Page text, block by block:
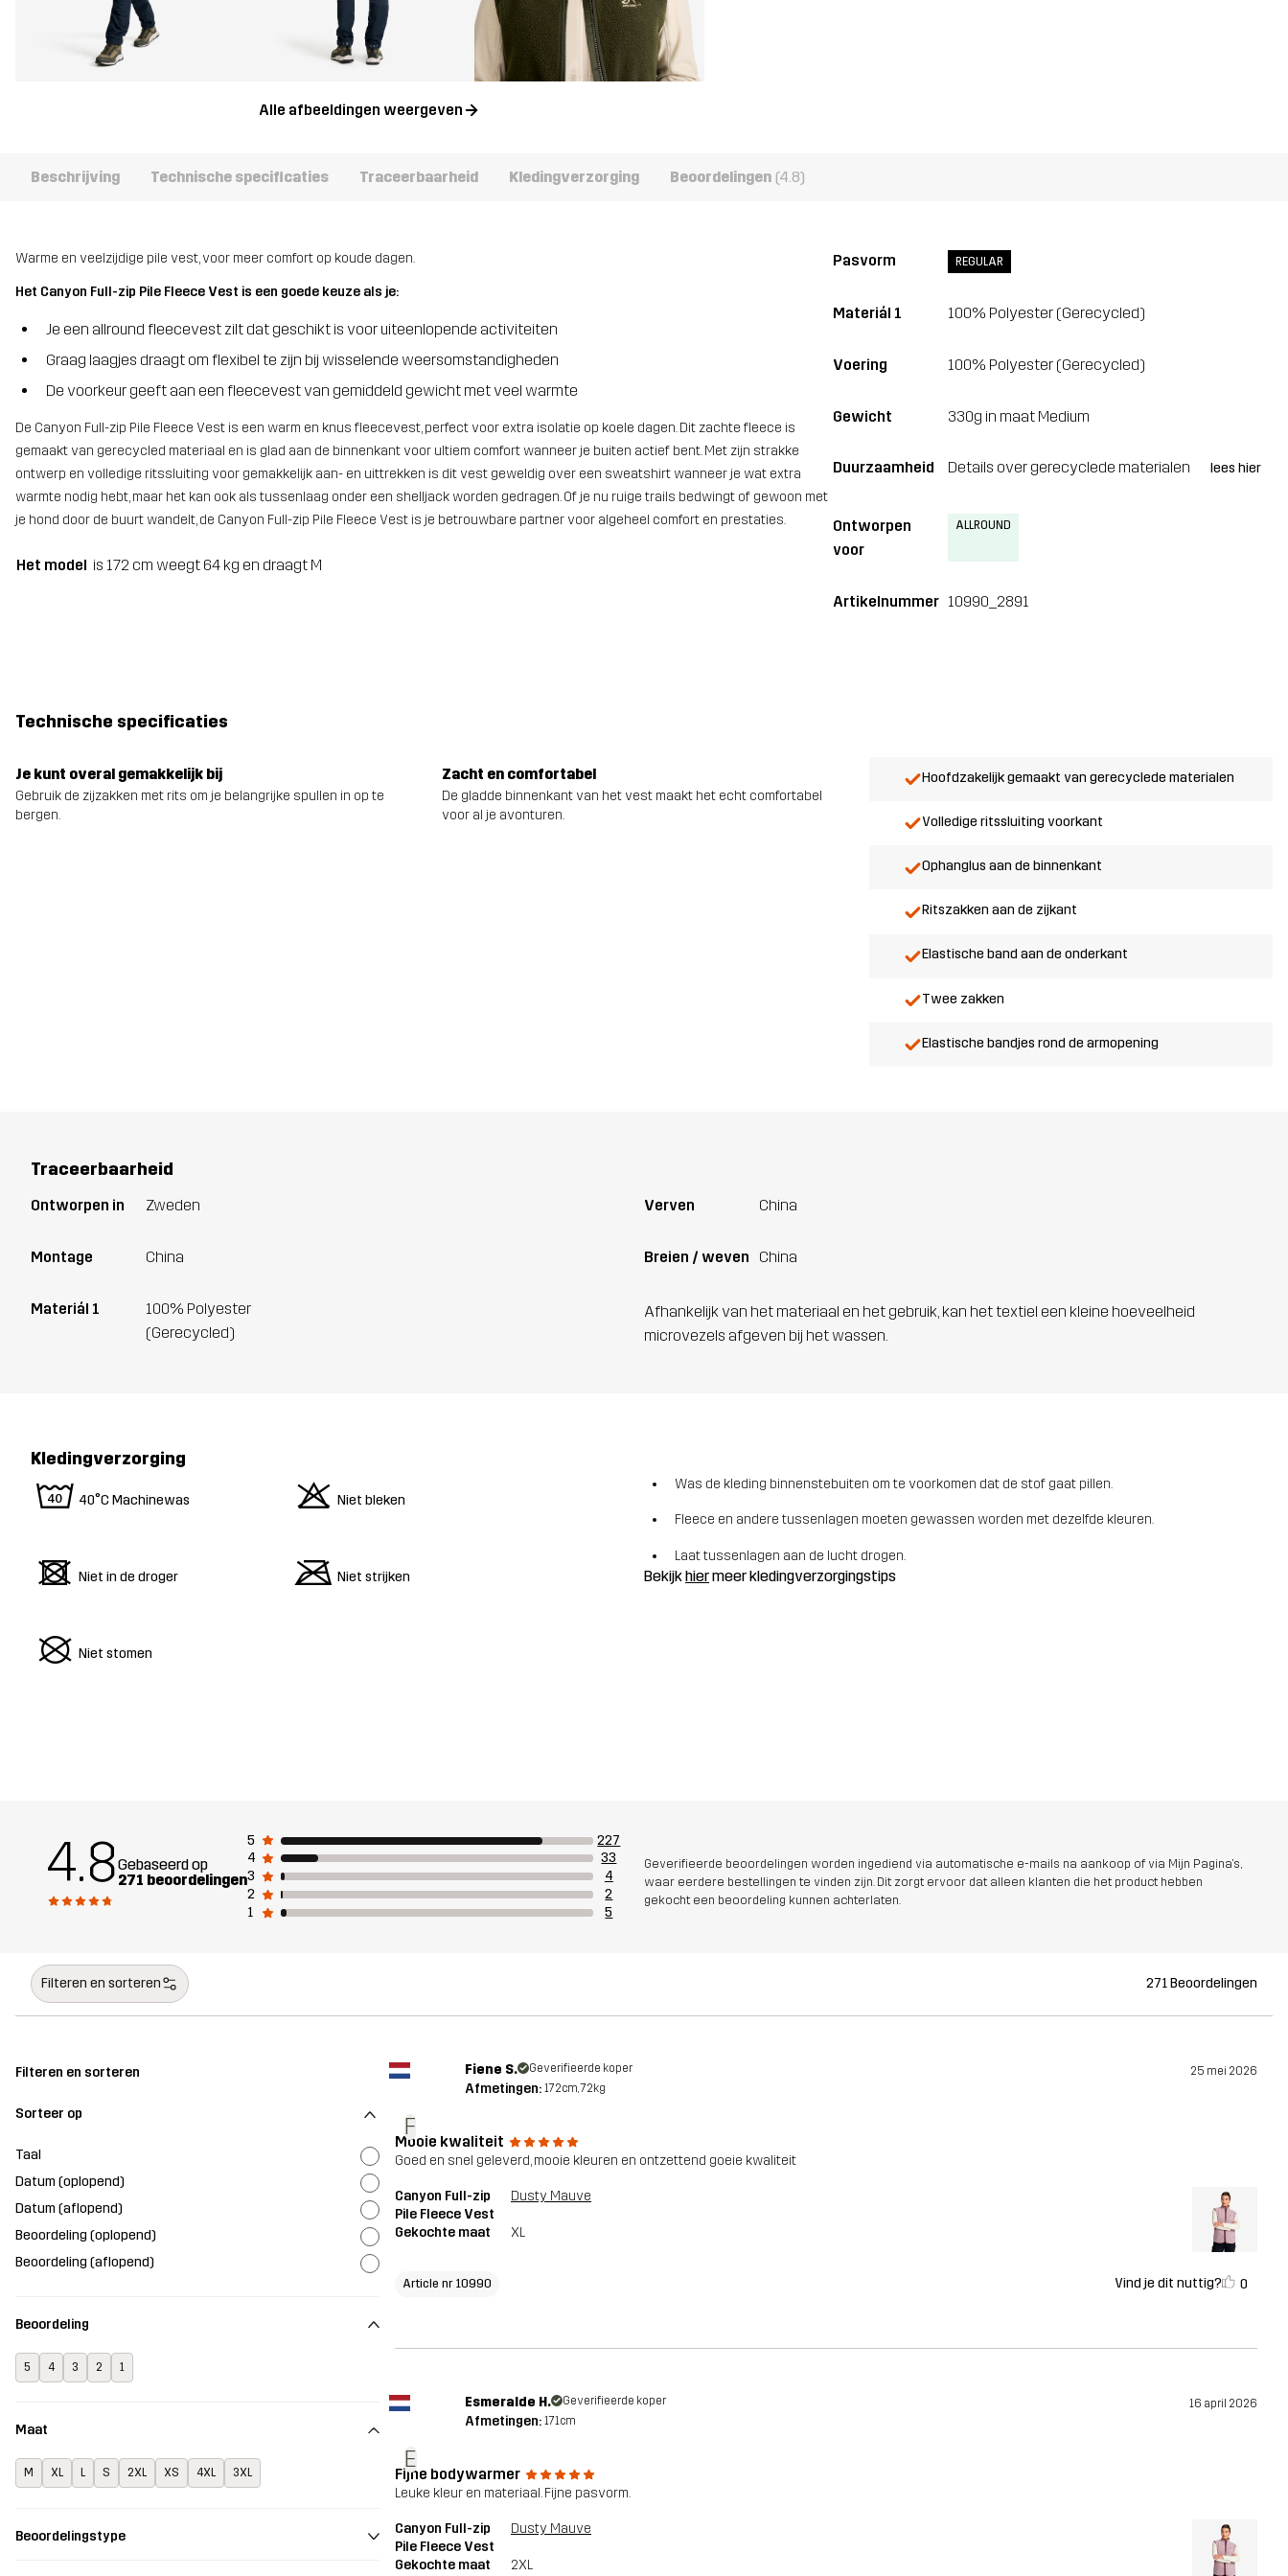
Alle afbeeldingen weergeven
Beschrijving Technische specificaties Traceerbaarheid Kledingverzorging Beoordelingen (4.8)
Warme en veelzijdige pile vest, voor meer comfort op koude dagen.
Het Canyon Full-zip Pile Fleece Vest is een goede keuze als je:
Je een allround fleecevest zilt dat geschikt is voor uiteenlopende activiteiten
Graag laagjes draagt om flexibel te zijn bij wisselende weersomstandigheden
De voorkeur geeft aan een fleecevest van gemiddeld gewicht met veel warmte
De Canyon Full-zip Pile Fleece Vest is een warm en knus fleecevest, perfect voor extra isolatie op koele dagen. Dit zachte fleece is
gemaakt van gerecycled materiaal en is glad aan de binnenkant voor ultiem comfort wanneer je buiten actief bent. Met zijn strakke
ontwerp en volledige ritssluiting voor gemakkelijk aan- en uittrekken is dit vest geweldig over een sweatshirt wanneer je wat extra
warmte nodig hebt, maar het kan ook als tussenlaag onder een shelljack worden gedragen. Of je nu ruige trails bedwingt of gewoon met
je hond door de buurt wandelt, de Canyon Full-zip Pile Fleece Vest is je betrouwbare partner voor algeheel comfort en prestaties.
Het model is 172 cm weegt 64 kg en draagt M
Pasvorm REGULAR
Materiál 1 100% Polyester (Gerecycled)
Voering 100% Polyester (Gerecycled)
Gewicht 330g in maat Medium
Duurzaamheid Details over gerecyclede materialen lees hier
Ontworpen
voor
ALLROUND
Artikelnummer 10990_2891
Technische specificaties
Je kunt overal gemakkelijk bij
Gebruik de zijzakken met rits om je belangrijke spullen in op te
bergen.
Zacht en comfortabel
De gladde binnenkant van het vest maakt het echt comfortabel
voor al je avonturen.
Hoofdzakelijk gemaakt van gerecyclede materialen
Volledige ritssluiting voorkant
Ophanglus aan de binnenkant
Ritszakken aan de zijkant
Elastische band aan de onderkant
Twee zakken
Elastische bandjes rond de armopening
Traceerbaarheid
Ontworpen in Zweden
Montage China
Materiál 1
100% Polyester
(Gerecycled)
Verven China
Breien / weven China
Afhankelijk van het materiaal en het gebruik, kan het textiel een kleine hoeveelheid
microvezels afgeven bij het wassen.
Kledingverzorging
8 40°C Machinewas o Niet bleken
d Niet in de droger m Niet strijken
U Niet stomen
Was de kleding binnenstebuiten om te voorkomen dat de stof gaat pillen.
Fleece en andere tussenlagen moeten gewassen worden met dezelfde kleuren.
Laat tussenlagen aan de lucht drogen.
Bekijkhiermeer kledingverzorgingstips
4.8Gebaseerd op
271 beoordelingen
5
227
4
33
3
4
2
2
1
5
Geverifieerde beoordelingen worden ingediend via automatische e-mails na aankoop of via Mijn Pagina's,
waar eerdere bestellingen te vinden zijn. Dit zorgt ervoor dat alleen klanten die het product hebben
gekocht een beoordeling kunnen achterlaten.
Filteren en sorteren 271 Beoordelingen
Filteren en sorteren
Sorteer op
Taal
Datum (oplopend)
Datum (aflopend)
Beoordeling (oplopend)
Beoordeling (aflopend)
Beoordeling
5 4 3 2 1
Maat
M XL L S 2XL XS 4XL 3XL
Beoordelingstype
F
Fiene S. Geverifieerde koper 25 mei 2026
Afmetingen: 172cm, 72kg
Mooie kwaliteit
Goed en snel geleverd, mooie kleuren en ontzettend goeie kwaliteit
Canyon Full-zip
Pile Fleece Vest
Dusty Mauve
Gekochte maat XL
Article nr 10990 Vind je dit nuttig? 0
E
Esmeralde H. Geverifieerde koper 16 april 2026
Afmetingen: 171cm
Fijne bodywarmer
Leuke kleur en materiaal. Fijne pasvorm.
Canyon Full-zip
Pile Fleece Vest
Dusty Mauve
Gekochte maat 2XL